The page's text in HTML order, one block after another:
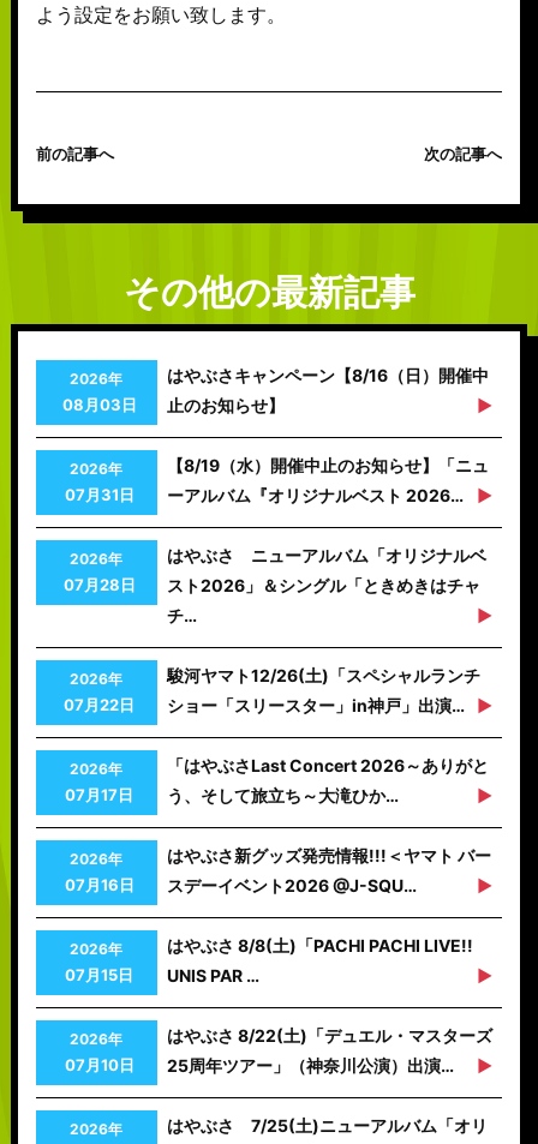
よう設定をお願い致します。
前の記事へ 次の記事へ
その他の最新記事
2026年
08月03日
はやぶさキャンペーン【8/16（日）開催中
止のお知らせ】
2026年
07月31日
【8/19（水）開催中止のお知らせ】「ニュ
ーアルバム『オリジナルベスト 2026…
2026年
07月28日
はやぶさ ニューアルバム「オリジナルベ
スト2026」＆シングル「ときめきはチャ
チ…
2026年
07月22日
駿河ヤマト12/26(土)「スペシャルランチ
ショー「スリースター」in神戸」出演…
2026年
07月17日
「はやぶさLast Concert 2026～ありがと
う、そして旅立ち～大滝ひか…
2026年
07月16日
はやぶさ新グッズ発売情報!!!＜ヤマト バー
スデーイベント2026 @J-SQU…
2026年
07月15日
はやぶさ 8/8(土)「PACHI PACHI LIVE!!
UNIS PAR …
2026年
07月10日
はやぶさ 8/22(土)「デュエル・マスターズ
25周年ツアー」（神奈川公演）出演…
2026年 はやぶさ 7/25(土)ニューアルバム「オリ